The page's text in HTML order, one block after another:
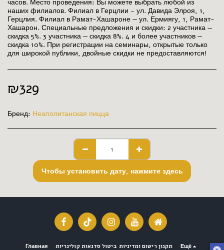
часов. Место проведения: Вы можете выбрать любой из
наших филиалов. Филиал в Герцлии - ул. Давида Элроя, 1,
Герцлия. Филиал в Рамат-Хашароне — ул. Ермиягу, 1, Рамат-
Хашарон. Специальные предложения и скидки: 2 участника —
скидка 5%. 3 участника — скидка 8%. 4 и более участников —
скидка 10%. При регистрации на семинары, открытые только
для широкой публики, двойные скидки не предоставляются!
₪329
Бренд: Неаполитанская пицца
Чтобы установить дату, нажмите здесь
Главная תקנון רישום ומדיניות ביטול סדנאות קולינריות Ещё